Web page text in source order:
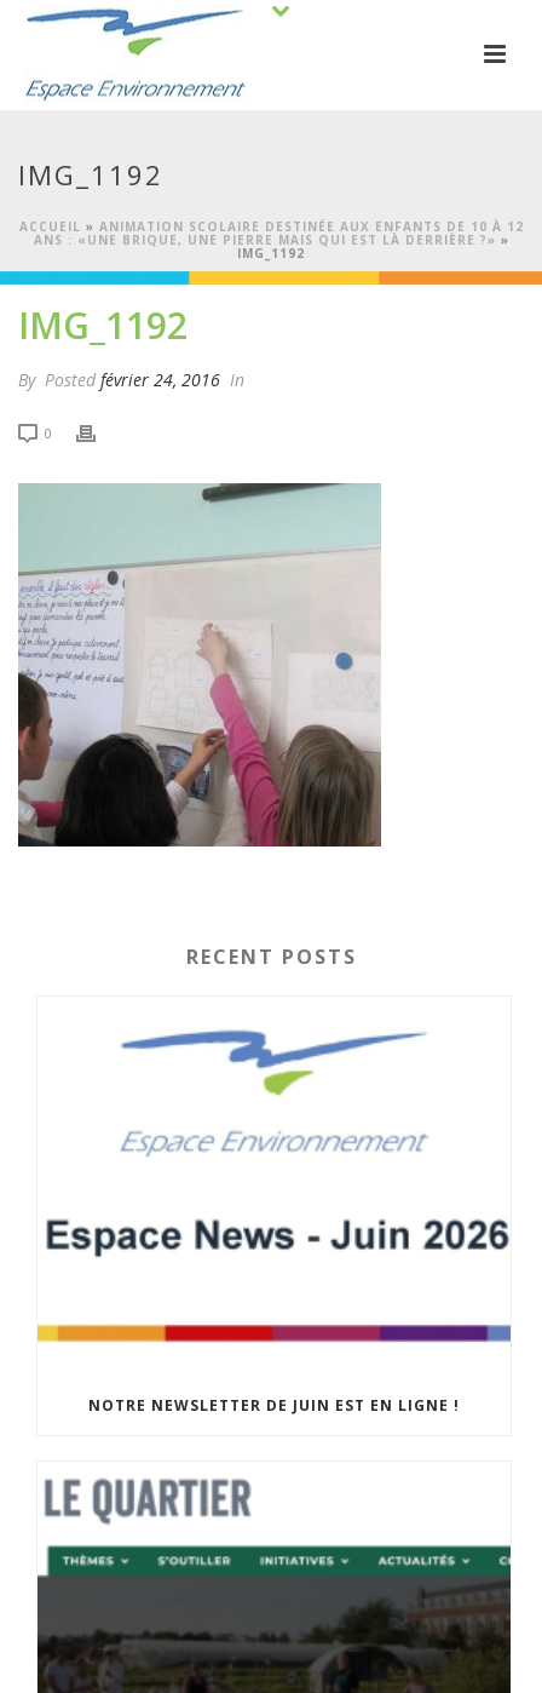
IMG_1192
ACCUEIL » ANIMATION SCOLAIRE DESTINÉE AUX ENFANTS DE 10 À 12
ANS : «UNE BRIQUE, UNE PIERRE MAIS QUI EST LÀ DERRIÈRE ?» »
IMG_1192
IMG_1192
By Posted février 24, 2016 In
0
RECENT POSTS
NOTRE NEWSLETTER DE JUIN EST EN LIGNE !